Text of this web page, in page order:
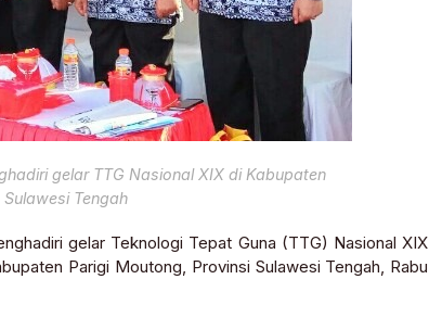
gelar TTG Nasional XIX di Kabupaten
Tengah
gelar Teknologi Tepat Guna (TTG) Nasional XIX
Parigi Moutong, Provinsi Sulawesi Tengah, Rabu